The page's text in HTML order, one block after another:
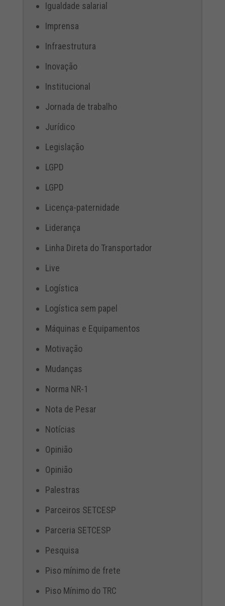
Igualdade salarial
Imprensa
Infraestrutura
Inovação
Institucional
Jornada de trabalho
Jurídico
Legislação
LGPD
LGPD
Licença-paternidade
Liderança
Linha Direta do Transportador
Live
Logística
Logística sem papel
Máquinas e Equipamentos
Motivação
Mudanças
Norma NR-1
Nota de Pesar
Notícias
Opinião
Opinião
Palestras
Parceiros SETCESP
Parceria SETCESP
Pesquisa
Piso mínimo de frete
Piso Mínimo do TRC